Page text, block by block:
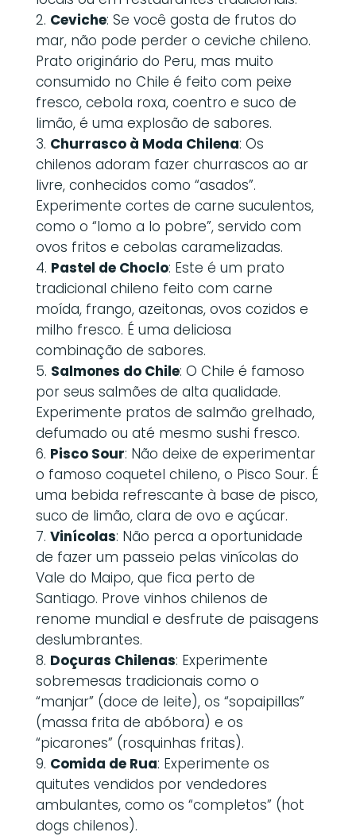
Ceviche: Se você gosta de frutos do
mar, não pode perder o ceviche chileno.
Prato originário do Peru, mas muito
consumido no Chile é feito com peixe
fresco, cebola roxa, coentro e suco de
limão, é uma explosão de sabores.
Churrasco à Moda Chilena: Os
chilenos adoram fazer churrascos ao ar
livre, conhecidos como “asados”.
Experimente cortes de carne suculentos,
como o “lomo a lo pobre”, servido com
ovos fritos e cebolas caramelizadas.
Pastel de Choclo: Este é um prato
tradicional chileno feito com carne
moída, frango, azeitonas, ovos cozidos e
milho fresco. É uma deliciosa
combinação de sabores.
Salmones do Chile: O Chile é famoso
por seus salmões de alta qualidade.
Experimente pratos de salmão grelhado,
defumado ou até mesmo sushi fresco.
Pisco Sour: Não deixe de experimentar
o famoso coquetel chileno, o Pisco Sour. É
uma bebida refrescante à base de pisco,
suco de limão, clara de ovo e açúcar.
Vinícolas: Não perca a oportunidade
de fazer um passeio pelas vinícolas do
Vale do Maipo, que fica perto de
Santiago. Prove vinhos chilenos de
renome mundial e desfrute de paisagens
deslumbrantes.
Doçuras Chilenas: Experimente
sobremesas tradicionais como o
“manjar” (doce de leite), os “sopaipillas”
(massa frita de abóbora) e os
“picarones” (rosquinhas fritas).
Comida de Rua: Experimente os
quitutes vendidos por vendedores
ambulantes, como os “completos” (hot
dogs chilenos).